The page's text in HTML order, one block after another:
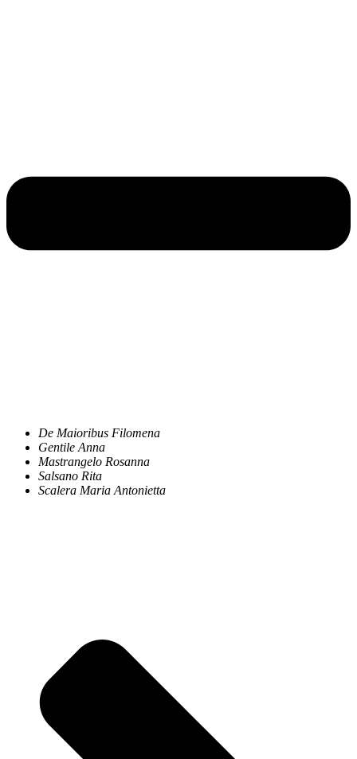
De Maioribus Filomena
Gentile Anna
Mastrangelo Rosanna
Salsano Rita
Scalera Maria Antonietta